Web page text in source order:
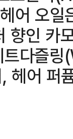
어 오일
향인
다즐
헤어 퍼